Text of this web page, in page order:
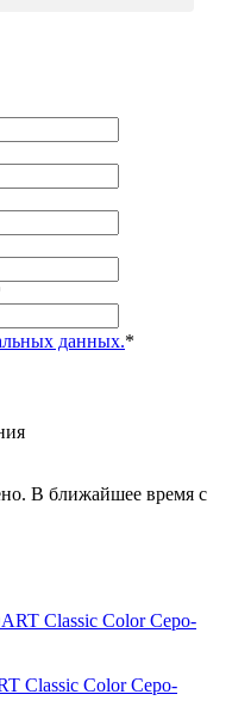
данных.*
В ближайшее время с
Classic Color Серо-